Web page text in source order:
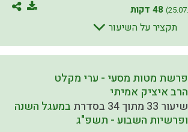
48 דקות
תקציר על השיעור
פרשת מטות מסעי - ערי מקלט
הרב איציק אמיתי
שיעור 33 מתוך 34 בסדרת
במעגל השנה
ופרשיות השבוע - תשפ"ג